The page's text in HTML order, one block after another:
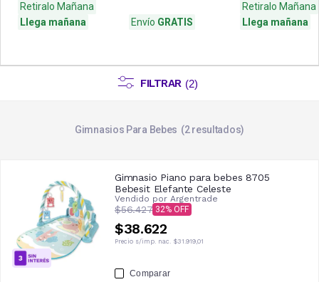
Retiralo Mañana
Llega mañana
Envío GRATIS
Retiralo Mañana
Llega mañana
FILTRAR (2)
Gimnasios Para Bebes 2resultados
Gimnasio Piano para bebes 8705
Bebesit Elefante Celeste
Vendido por Argentrade
$56.427 32
$38.622
Precio s/imp. nac. $31.919,01
Comparar